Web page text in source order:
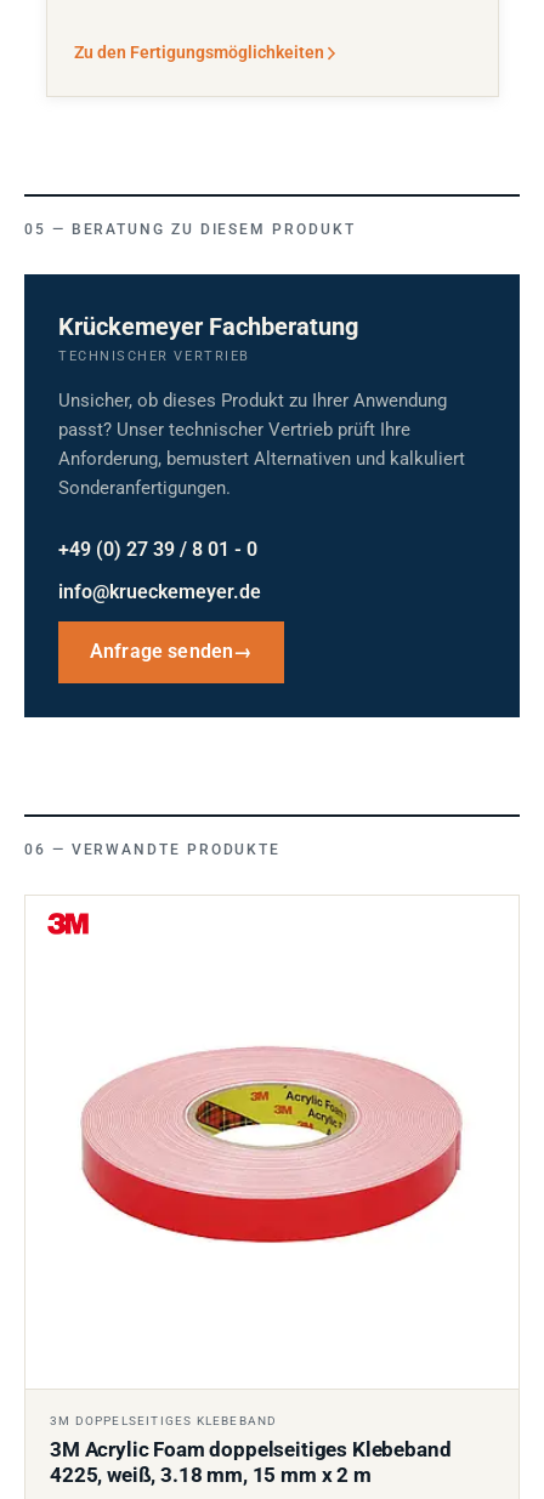
Zu den Fertigungsmöglichkeiten
BERATUNG ZU DIESEM PRODUKT
Krückemeyer Fachberatung
TECHNISCHER VERTRIEB
Unsicher, ob dieses Produkt zu Ihrer Anwendung
passt? Unser technischer Vertrieb prüft Ihre
Anforderung, bemustert Alternativen und kalkuliert
Sonderanfertigungen.
+49 (0) 27 39 / 8 01 - 0
info@krueckemeyer.de
Anfrage senden→
VERWANDTE PRODUKTE
3M DOPPELSEITIGES KLEBEBAND
3M Acrylic Foam doppelseitiges Klebeband
4225, weiß, 3.18 mm, 15 mm x 2 m